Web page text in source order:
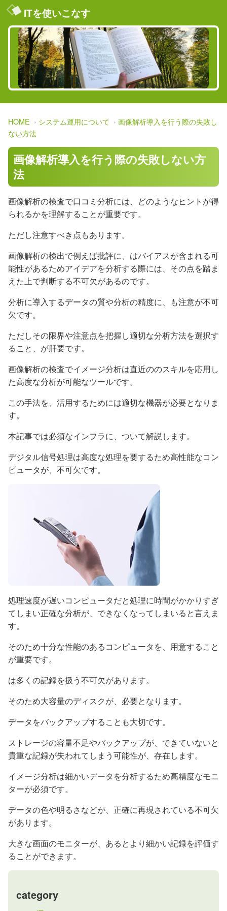
ITを使いこなす
HOME システム運用について
画像解析導入を行う際の失敗し
ない方法
画像解析導入を行う際の失敗しない方
法
画像解析の検査で口コミ分析には、どのようなヒントが得
られるかを理解することが重要です。
ただし注意すべき点もあります。
画像解析の検出で例えば批評に、はバイアスが含まれる可
能性があるためアイデアを分析する際には、その点を踏ま
えた上で判断する不可欠があるのです。
分析に導入するデータの質や分析の精度に、も注意が不可
欠です。
ただしその限界や注意点を把握し適切な分析方法を選択す
ること、が肝要です。
画像解析の検査でイメージ分析は直近ののスキルを応用し
た高度な分析が可能なツールです。
この手法を、活用するためには適切な機器が必要となりま
す。
本記事では必須なインフラに、ついて解説します。
デジタル信号処理は高度な処理を要するため高性能なコン
ピュータが、不可欠です。
処理速度が遅いコンピュータだと処理に時間がかかりすぎ
てしまい正確な分析が、できなくなってしまいると言えま
す。
そのため十分な性能のあるコンピュータを、用意すること
が重要です。
は多くの記録を扱う不可欠があります。
そのため大容量のディスクが、必要となります。
データをバックアップすることも大切です。
ストレージの容量不足やバックアップが、できていないと
貴重な記録が失われてしまう可能性が、存在します。
イメージ分析は細かいデータを分析するため高精度なモニ
ターが必須です。
データの色や明るさなどが、正確に再現されている不可欠
があります。
大きな画面のモニターが、あるとより細かい記録を評価す
ることができます。
category